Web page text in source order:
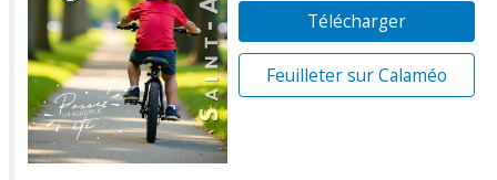
Télécharger
Feuilleter sur Calaméo